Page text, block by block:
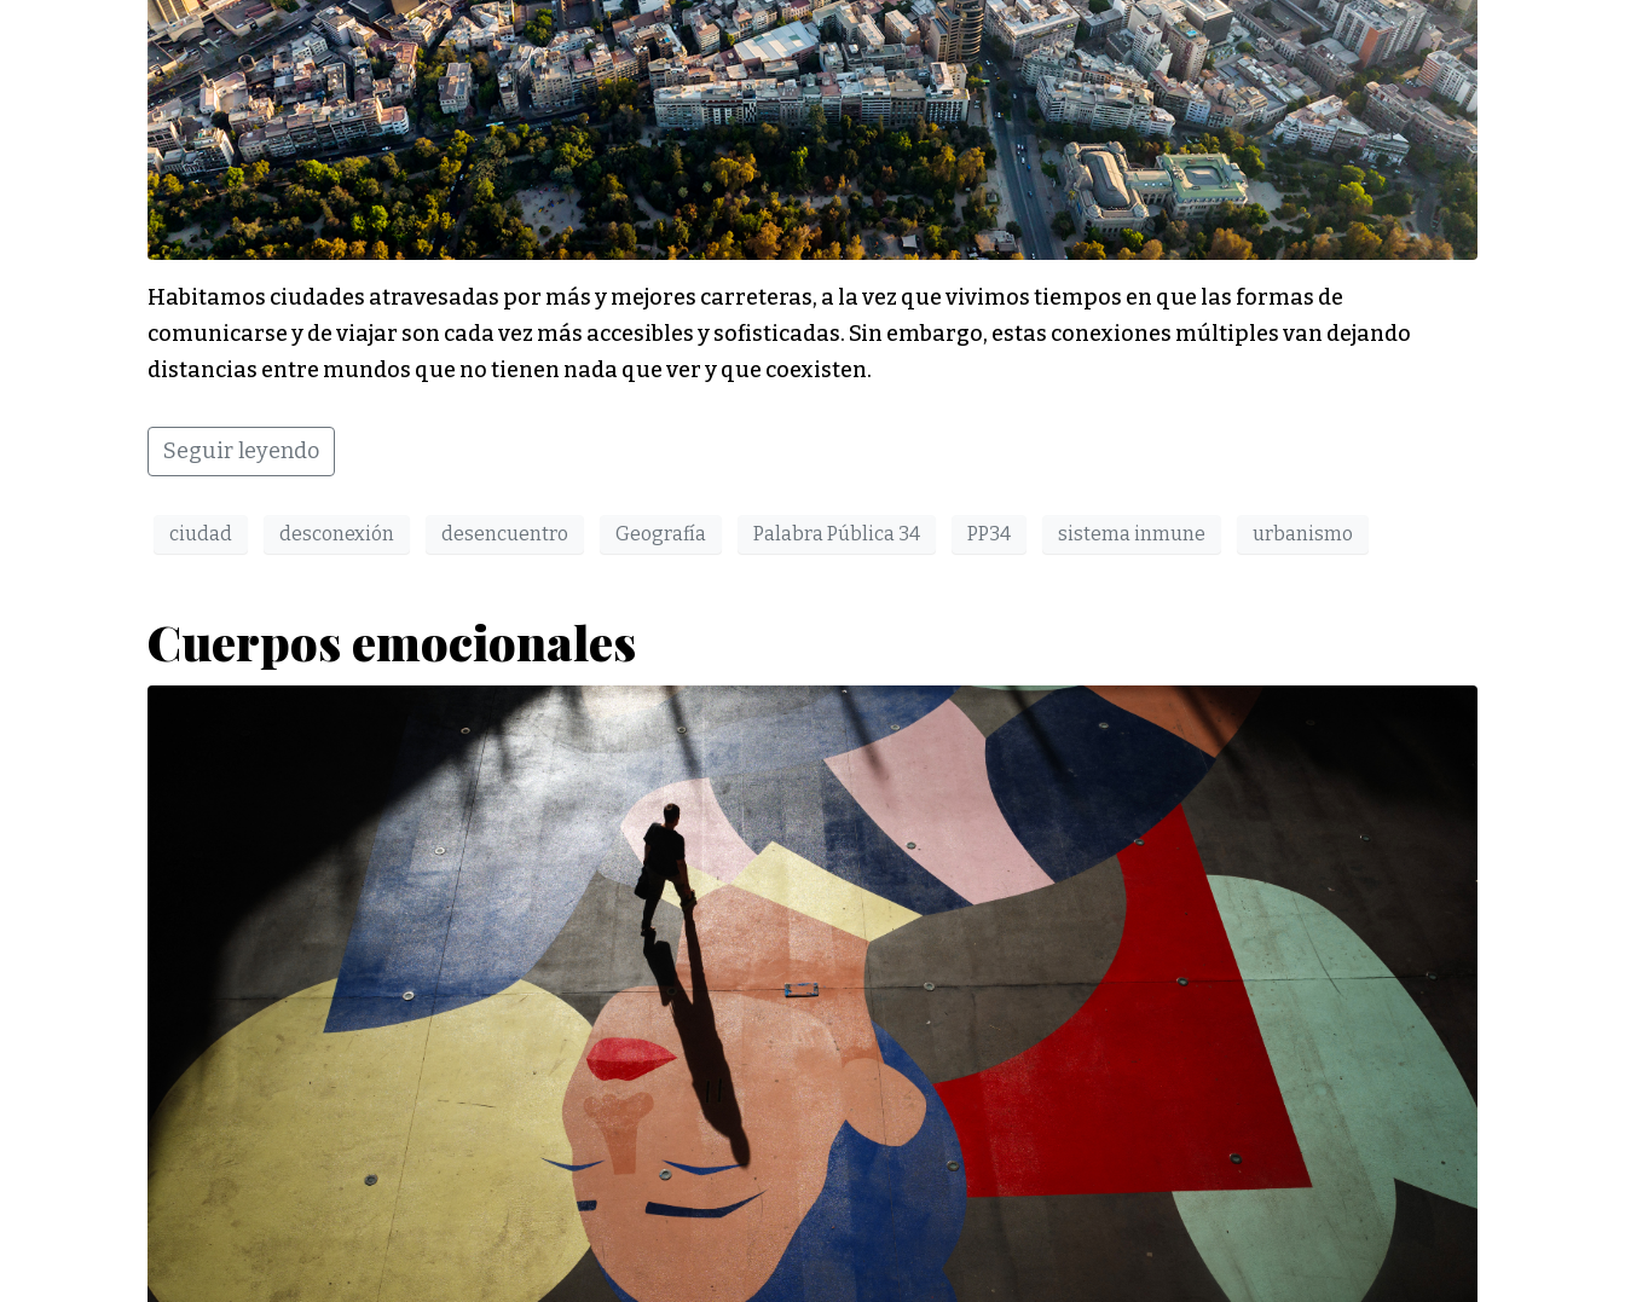
Habitamos ciudades atravesadas por más y mejores carreteras, a la vez que vivimos tiempos en que las formas de
comunicarse y de viajar son cada vez más accesibles y sofisticadas. Sin embargo, estas conexiones múltiples van dejando
distancias entre mundos que no tienen nada que ver y que coexisten.
Seguir leyendo
ciudad desconexión desencuentro Geografía Palabra Pública 34 PP34 sistema inmune urbanismo
Cuerpos emocionales